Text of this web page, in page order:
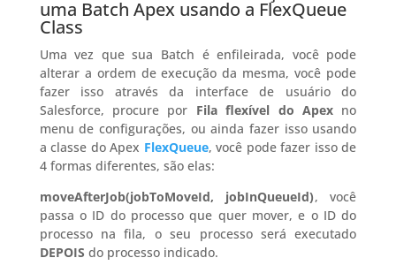
uma Batch Apex usando a FlexQueue
Class
Uma vez que sua Batch é enfileirada, você pode
alterar a ordem de execução da mesma, você pode
fazer isso através da interface de usuário do
Salesforce, procure por Fila flexível do Apexno
menu de configurações, ou ainda fazer isso usando
a classe do Apex FlexQueue, você pode fazer isso de
4 formas diferentes, são elas:
moveAfterJob(jobToMoveId, jobInQueueId), você
passa o ID do processo que quer mover, e o ID do
processo na fila, o seu processo será executado
DEPOIS do processo indicado.